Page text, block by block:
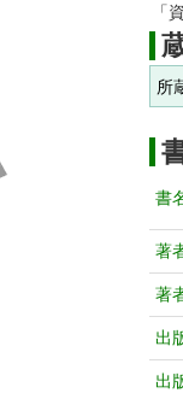
「
所
書
著
著
出
出